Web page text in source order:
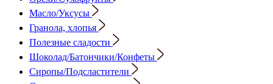
Масло/Уксусы
Гранола, хлопья
Полезные сладости
Шоколад/Батончики/Конфеты
Сиропы/Подсластители